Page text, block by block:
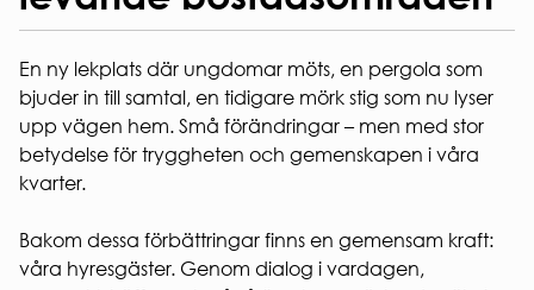
Hyreslägenheter
Studentlägenheter
Seniorboende
HUR
SÖKER
LÄGENHET?
Hyressättning
FELANMÄLAN
HEMFÖRSÄKRING
INTERNET
& TV
SOPOR
PARKERING
Snöröjning
BLANKETTER
AKTIVA
ENKÄTER
Styrelse
Bostadens
Års- och
Broschyrer
En ny lekplats där ungdomar möts, en pergola som
bjuder in till samtal, en tidigare mörk stig som nu lyser
upp vägen hem. Små förändringar – men med stor
betydelse för tryggheten och gemenskapen i våra
kvarter.
Bakom dessa förbättringar finns en gemensam kraft:
våra hyresgäster. Genom dialog i vardagen,